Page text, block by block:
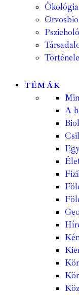
Ökológia
TÉMÁK
A